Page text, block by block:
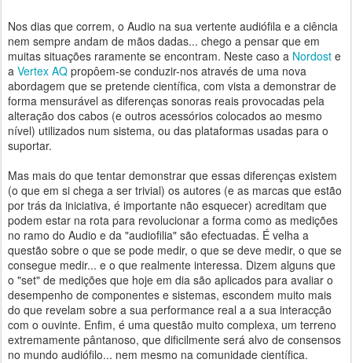
Nos dias que correm, o Audio na sua vertente audiófila e a ciência
nem sempre andam de mãos dadas... chego a pensar que em
muitas situações raramente se encontram. Neste caso a Nordost e
a Vertex AQ propôem-se conduzir-nos através de uma nova
abordagem que se pretende científica, com vista a demonstrar de
forma mensurável as diferenças sonoras reais provocadas pela
alteração dos cabos (e outros acessórios colocados ao mesmo
nível) utilizados num sistema, ou das plataformas usadas para o
suportar.
Mas mais do que tentar demonstrar que essas diferenças existem
(o que em si chega a ser trivial) os autores (e as marcas que estão
por trás da iniciativa, é importante não esquecer) acreditam que
podem estar na rota para revolucionar a forma como as medições
no ramo do Audio e da "audiofilia" são efectuadas. É velha a
questão sobre o que se pode medir, o que se deve medir, o que se
consegue medir... e o que realmente interessa. Dizem alguns que
o "set" de medições que hoje em dia são aplicados para avaliar o
desempenho de componentes e sistemas, escondem muito mais
do que revelam sobre a sua performance real a a sua interacção
com o ouvinte. Enfim, é uma questão muito complexa, um terreno
extremamente pântanoso, que dificilmente será alvo de consensos
no mundo audiófilo... nem mesmo na comunidade científica.